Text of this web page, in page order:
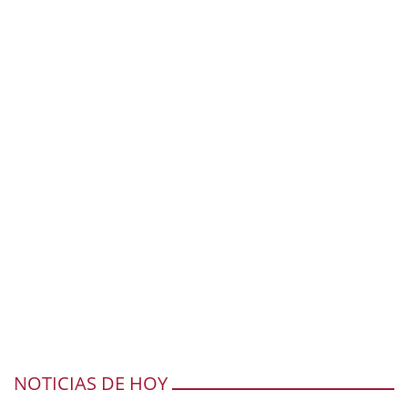
NOTICIAS DE HOY